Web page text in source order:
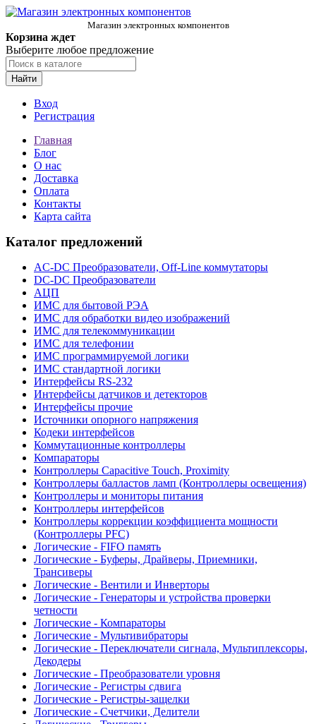
Магазин электронных компонентов
Корзина ждет
Выберите любое предложение
Найти
Вход
Регистрация
Главная
Блог
О нас
Доставка
Оплата
Контакты
Карта сайта
Каталог предложений
AC-DC Преобразователи, Off-Line коммутаторы
DC-DC Преобразователи
АЦП
ИМС для бытовой РЭА
ИМС для обработки видео изображений
ИМС для телекоммуникации
ИМС для телефонии
ИМС программируемой логики
ИМС стандартной логики
Интерфейсы RS-232
Интерфейсы датчиков и детекторов
Интерфейсы прочие
Источники опорного напряжения
Кодеки интерфейсов
Коммутационные контроллеры
Компараторы
Контроллеры Capacitive Touch, Proximity
Контроллеры балластов ламп (Контроллеры освещения)
Контроллеры и мониторы питания
Контроллеры интерфейсов
Контроллеры коррекции коэффициента мощности
(Контроллеры PFC)
Логические - FIFO память
Логические - Буферы, Драйверы, Приемники,
Трансиверы
Логические - Вентили и Инверторы
Логические - Генераторы и устройства проверки
четности
Логические - Компараторы
Логические - Мультивибраторы
Логические - Переключатели сигнала, Мультиплексоры,
Декодеры
Логические - Преобразователи уровня
Логические - Регистры сдвига
Логические - Регистры-защелки
Логические - Счетчики, Делители